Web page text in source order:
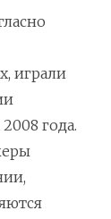
играли
года.